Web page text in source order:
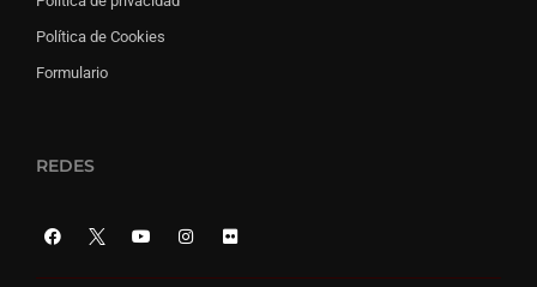
Política de Cookies
Formulario
REDES